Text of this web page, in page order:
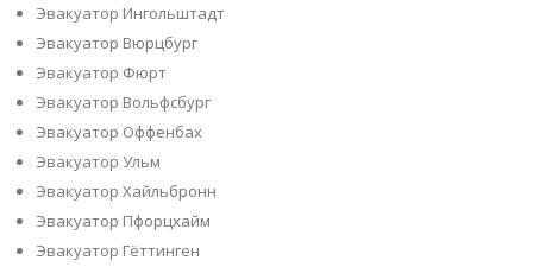
Эвакуатор Ингольштадт
Эвакуатор Вюрцбург
Эвакуатор Фюрт
Эвакуатор Вольфсбург
Эвакуатор Оффенбах
Эвакуатор Ульм
Эвакуатор Хайльбронн
Эвакуатор Пфорцхайм
Эвакуатор Гёттинген